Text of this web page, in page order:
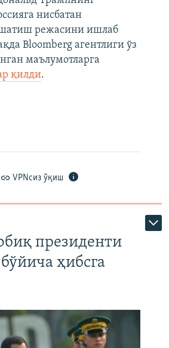
нисбатан
режасини ишлаб
Bloomberg агентлиги ўз
маълумотларга
қилди.
VPNсиз ўқиш
президенти
ҳибсга